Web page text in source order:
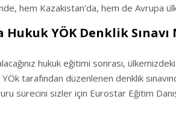
hem Kazakistan’da, hem de Avrupa
Hukuk YÖK Denklik Sınavı
hukuk eğitimi sonrası,
tarafından düzenlenen denklik
sürecini sizler için Eurostar Eğitim